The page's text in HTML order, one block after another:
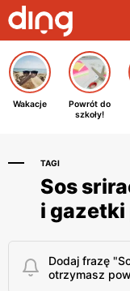
Wakacje
Powrót do
szkoły!
TAGI
Sos
i
Dodaj frazę
otrzymasz